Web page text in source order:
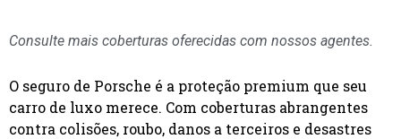
Consulte mais coberturas oferecidas com nossos agentes.
O seguro de Porsche é a proteção premium que seu
carro de luxo merece. Com coberturas abrangentes
contra colisões, roubo, danos a terceiros e desastres